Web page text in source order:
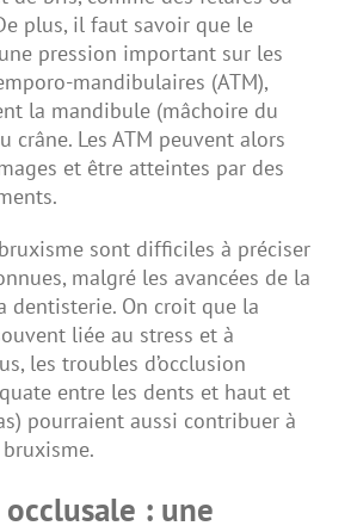
plus, il faut savoir que le
pression important sur les
mandibulaires (ATM),
la mandibule (mâchoire du
crâne. Les ATM peuvent alors
et être atteintes par des
sont difficiles à préciser
malgré les avancées de la
dentisterie. On croit que la
liée au stress et à
les troubles d’occlusion
entre les dents et haut et
pourraient aussi contribuer à
: une